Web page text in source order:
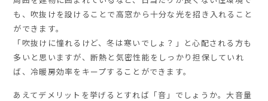
も、吹抜けを設けることで高窓から十分な光を招き入れること
ができます。
「吹抜けに憧れるけど、冬は寒いでしょ？」と心配される方も
多いと思いますが、断熱と気密性能をしっかり担保していれ
ば、冷暖房効率をキープすることができます。
あえてデメリットを挙げるとすれば「音」でしょうか。大音量